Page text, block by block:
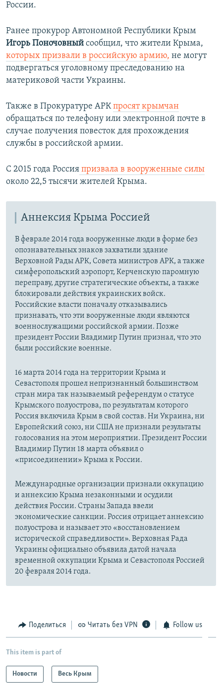
России.
Ранее прокурор Автономной Республики Крым
Игорь Поночовный сообщил, что жители Крыма,
которых призвали в российскую армию, не могут
подвергаться уголовному преследованию на
материковой части Украины.
Также в Прокуратуре АРКпросят крымчан
обращаться по телефону или электронной почте в
случае получения повесток для прохождения
службы в российской армии.
С 2015 года Россия призвала в вооруженные силы
около 22,5 тысячи жителей Крыма.
Аннексия Крыма Россией
В феврале 2014 года вооруженные люди в форме без
опознавательных знаков захватили здание
Верховной Рады АРК, Совета министров АРК, а также
симферопольский аэропорт, Керченскую паромную
переправу, другие стратегические объекты, а также
блокировали действия украинских войск.
Российские власти поначалу отказывались
признавать, что эти вооруженные люди являются
военнослужащими российской армии. Позже
президент России Владимир Путин признал, что это
были российские военные.
16 марта 2014 года на территории Крыма и
Севастополя прошел непризнанный большинством
стран мира так называемый референдум о статусе
Крымского полуострова, по результатам которого
Россия включила Крым в свой состав. Ни Украина, ни
Европейский союз, ни США не признали результаты
голосования на этом мероприятии. Президент России
Владимир Путин 18 марта объявил о
«присоединении» Крыма к России.
Международные организации признали оккупацию
и аннексию Крыма незаконными и осудили
действия России. Страны Запада ввели
экономические санкции. Россия отрицает аннексию
полуострова и называет это «восстановлением
исторической справедливости». Верховная Рада
Украины официально объявила датой начала
временной оккупации Крыма и Севастополя Россией
20 февраля 2014 года.
Поделиться Читать без VPN Follow us
This item is part of
Новости Весь Крым